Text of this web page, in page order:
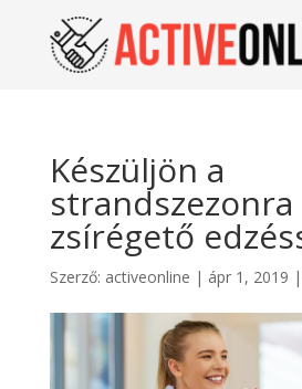
Készüljön a
strandszezonra
zsírégető
Szerző: activeonline | ápr 1, 2019 |